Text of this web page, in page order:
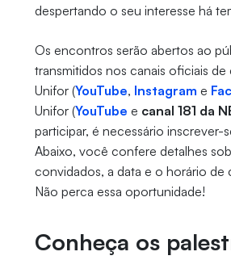
despertando o seu interesse há
Os encontros serão abertos ao
transmitidos nos canais oficiais
Unifor (YouTube, Instagram e
Unifor (YouTube e canal 181 da
participar, é necessário inscrever-
Abaixo, você confere detalhes
convidados, a data e o horário de
Não perca essa oportunidade!
Conheça os